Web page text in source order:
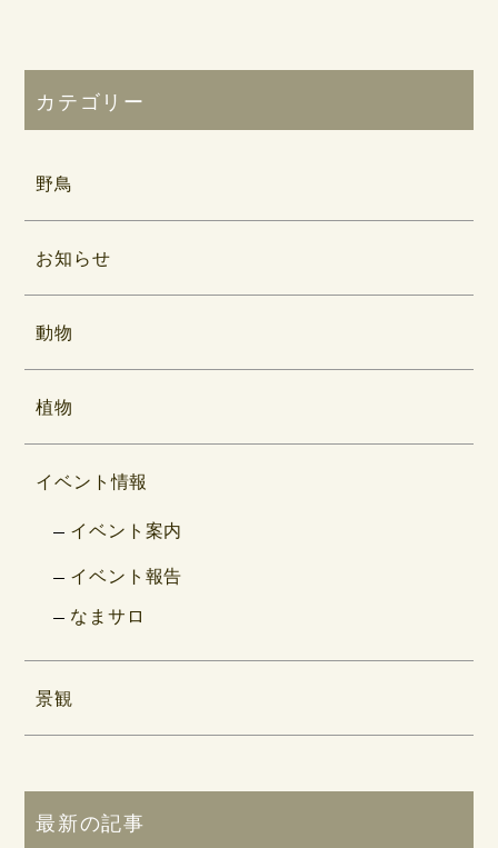
カテゴリー
野鳥
お知らせ
動物
植物
イベント情報
イベント案内
イベント報告
なまサロ
景観
最新の記事